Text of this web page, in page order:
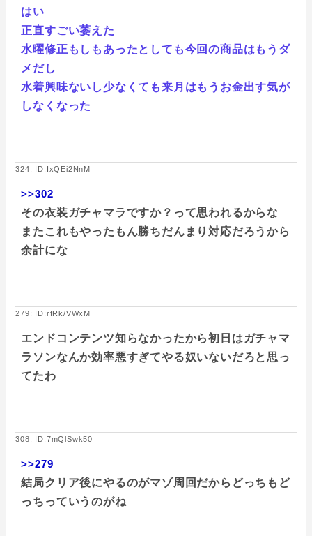
はい
正直すごい萎えた
水曜修正もしもあったとしても今回の商品はもうダ
メだし
水着興味ないし少なくても来月はもうお金出す気が
しなくなった
324: ID:IxQEi2NnM
>>302
その衣装ガチャマラですか？って思われるからな
またこれもやったもん勝ちだんまり対応だろうから
余計にな
279: ID:rfRk/VWxM
エンドコンテンツ知らなかったから初日はガチャマ
ラソンなんか効率悪すぎてやる奴いないだろと思っ
てたわ
308: ID:7mQlSwk50
>>279
結局クリア後にやるのがマゾ周回だからどっちもど
っちっていうのがね